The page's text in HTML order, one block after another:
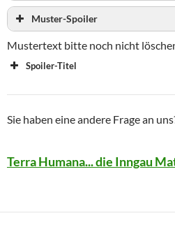
Muster-Spoiler
Mustertext bitte noch nicht
Spoiler-Titel
Sie haben eine andere Frage an
Terra Humana... die Inngau